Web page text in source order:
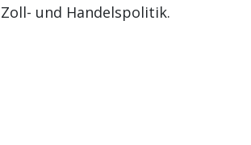
und Handelspolitik.